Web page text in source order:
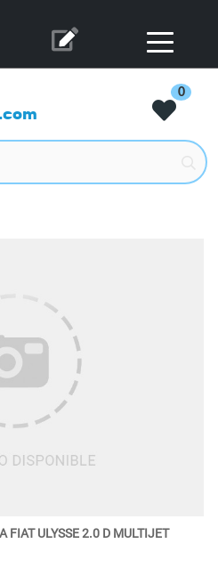
.com
0
FIAT ULYSSE 2.0 D MULTIJET